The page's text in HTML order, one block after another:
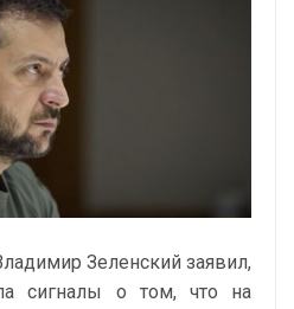
Зеленский заявил,
сигналы о том, что на